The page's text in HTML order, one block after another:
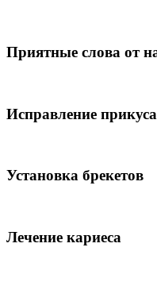
Приятные слова от
Исправление прикуса
Установка брекетов
Лечение кариеса